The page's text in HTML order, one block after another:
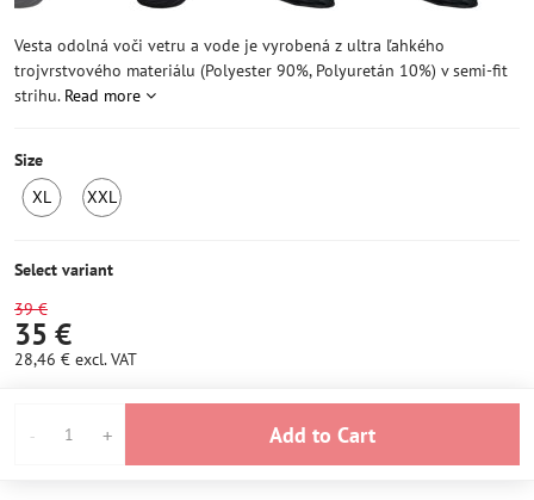
Vesta odolná voči vetru a vode je vyrobená z ultra ľahkého
trojvrstvového materiálu (Polyester 90%, Polyuretán 10%) v semi-fit
strihu. Read more
Size
XL
IN
XXL
Select variant
39 €
35 €
28,46 € excl. VAT
Add to Cart